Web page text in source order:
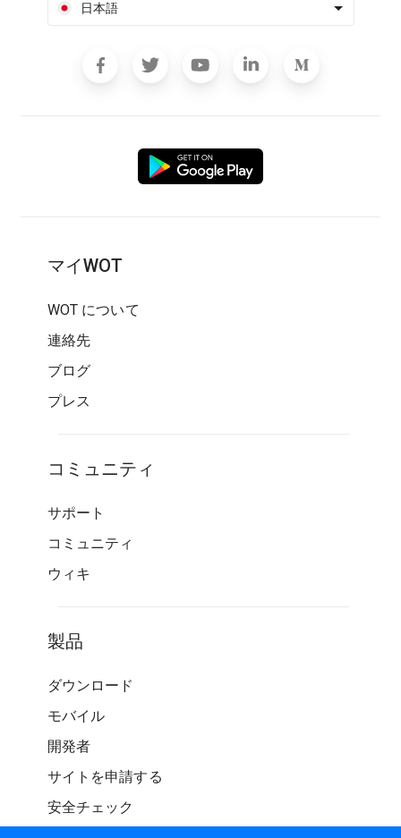
日本語
マイWOT
WOT について
連絡先
ブログ
プレス
コミュニティ
サポート
コミュニティ
ウィキ
製品
ダウンロード
モバイル
開発者
サイトを申請する
安全チェック